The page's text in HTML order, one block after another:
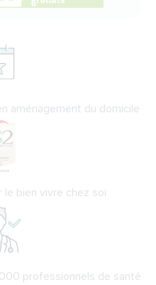
aménagement du domicile
le bien vivre chez soi
professionnels de santé